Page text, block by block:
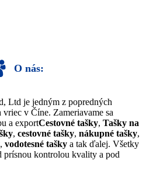
O nás:
Ltd je jedným z popredných
v Číne. Zameriavame sa
a exportCestovné tašky, Tašky na
, cestovné tašky, nákupné tašky,
, vodotesné tašky a tak ďalej. Všetky
prísnou kontrolou kvality a pod